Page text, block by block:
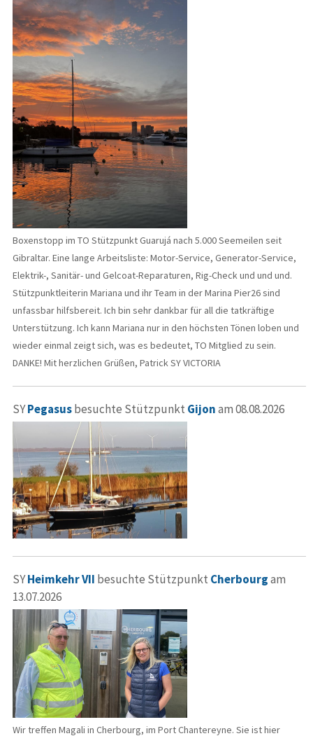
Boxenstopp im TO Stützpunkt Guarujá nach 5.000 Seemeilen seit
Gibraltar. Eine lange Arbeitsliste: Motor-Service, Generator-Service,
Elektrik-, Sanitär- und Gelcoat-Reparaturen, Rig-Check und und und.
Stützpunktleiterin Mariana und ihr Team in der Marina Pier26 sind
unfassbar hilfsbereit. Ich bin sehr dankbar für all die tatkräftige
Unterstützung. Ich kann Mariana nur in den höchsten Tönen loben und
wieder einmal zeigt sich, was es bedeutet, TO Mitglied zu sein.
DANKE! Mit herzlichen Grüßen, Patrick SY VICTORIA
SYPegasusbesuchte Stützpunkt Gijonam 08.08.2026
SYHeimkehr VII besuchte Stützpunkt Cherbourgam
13.07.2026
Wir treffen Magali in Cherbourg, im Port Chantereyne. Sie ist hier